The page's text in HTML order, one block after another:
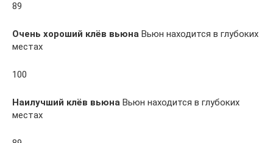
89
Очень хороший клёв вьюна Вьюн находится в глубоких
местах
100
Наилучший клёв вьюна Вьюн находится в глубоких
местах